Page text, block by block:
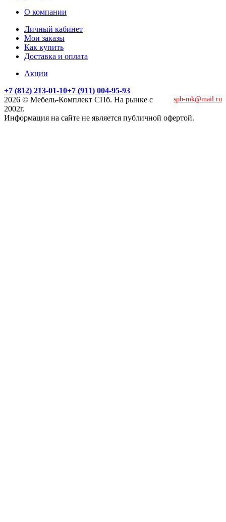
О компании
Личный кабинет
Мои заказы
Как купить
Доставка и оплата
Акции
+7 (812) 213-01-10+7 (911) 004-95-93
spb-mk@mail.ru
2026 © Мебель-Комплект СПб. На рынке с
2002г.
Информация на сайте не является публичной офертой.